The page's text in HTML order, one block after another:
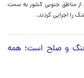
از مناطق جنوبی کشور به سمت
اجرایی کردند.
جنگ و صلح است؛ همه